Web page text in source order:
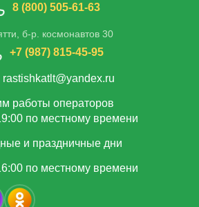
8 (800) 505-61-63
б-р. космонавтов 30
+7 (987) 815-45-95
rastishkatlt@yandex.ru
работы операторов
по местному времени
и праздничные дни
по местному времени